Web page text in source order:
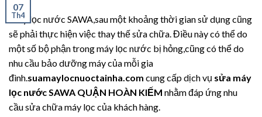
07
Th4
Máy lọc nước SAWA,sau một khoảng thời gian sử dụng cũng
sẽ phải thực hiện việc thay thế sửa chữa. Điều này có thể do
một số bộ phận trong máy lọc nước bị hỏng,cũng có thể do
nhu cầu bảo dưỡng máy của mỗi gia
đình. suamaylocnuoctainha.com cung cấp dịch vụ sửa máy
lọc nước SAWA QUẬN HOÀN KIẾM nhằm đáp ứng nhu
cầu sửa chữa máy lọc của khách hàng.